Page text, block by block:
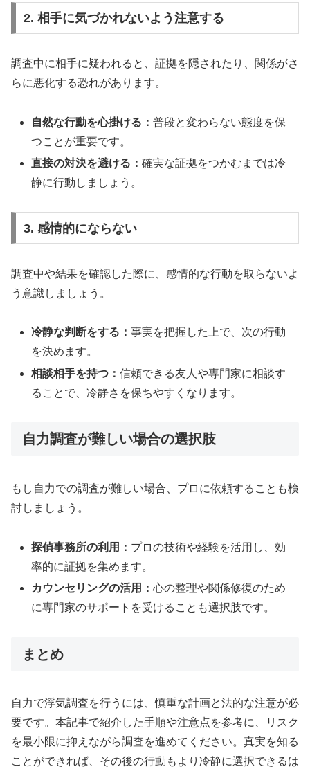
2. 相手に気づかれないよう注意する
調査中に相手に疑われると、証拠を隠されたり、関係がさ
らに悪化する恐れがあります。
自然な行動を心掛ける：普段と変わらない態度を保
つことが重要です。
直接の対決を避ける：確実な証拠をつかむまでは冷
静に行動しましょう。
3. 感情的にならない
調査中や結果を確認した際に、感情的な行動を取らないよ
う意識しましょう。
冷静な判断をする：事実を把握した上で、次の行動
を決めます。
相談相手を持つ：信頼できる友人や専門家に相談す
ることで、冷静さを保ちやすくなります。
自力調査が難しい場合の選択肢
もし自力での調査が難しい場合、プロに依頼することも検
討しましょう。
探偵事務所の利用： プロの技術や経験を活用し、効
率的に証拠を集めます。
カウンセリングの活用：心の整理や関係修復のため
に専門家のサポートを受けることも選択肢です。
まとめ
自力で浮気調査を行うには、慎重な計画と法的な注意が必
要です。本記事で紹介した手順や注意点を参考に、リスク
を最小限に抑えながら調査を進めてください。真実を知る
ことができれば、その後の行動もより冷静に選択できるは